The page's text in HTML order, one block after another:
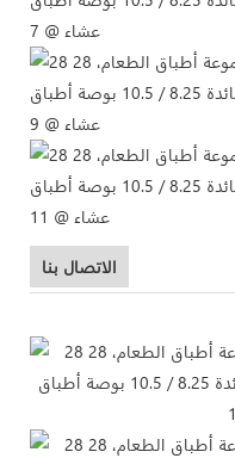
الاتصال بنا